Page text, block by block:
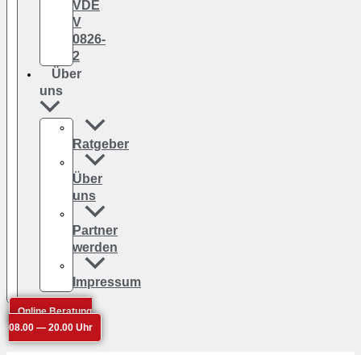
VDE
V
0826-
2
Über
uns
Ratgeber
Über
uns
Partner
werden
Impressum
Online Beratung
08.00 — 20.00 Uhr